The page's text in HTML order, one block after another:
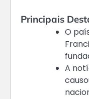
Principais
O
A